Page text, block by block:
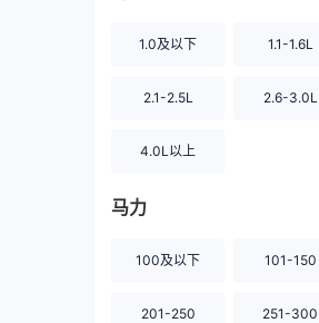
1.0及以下 1.1-1.6L
2.1-2.5L 2.6-3.0L
4.0L以上
马力
100及以下 101-150
201-250 251-300